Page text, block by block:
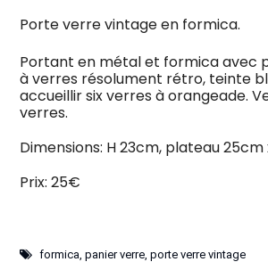
Porte verre vintage en formica.
Portant en métal et formica avec
à verres résolument rétro, teinte
accueillir six verres à orangeade.
verres.
Dimensions: H 23cm, plateau 25cm
Prix: 25€
formica,panier verre,porte verre vintage